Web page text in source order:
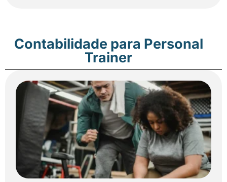
Contabilidade para Personal
Trainer